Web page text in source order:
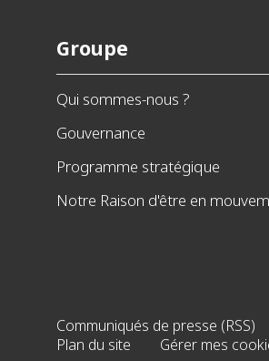
Groupe
Qui sommes-nous ?
Gouvernance
Programme stratégique
Notre Raison d'être en
Communiqués de presse (RSS)
Plan du site
Gérer mes